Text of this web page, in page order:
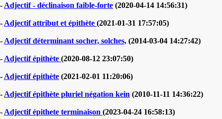
- Adjectif - déclinaison faible-forte (2020-04-14 14:56:31)
- Adjectif attribut et épithète (2021-01-31 17:57:05)
- Adjectif déterminant socher, solches, (2014-03-04 14:27:42)
- Adjectif épithète (2020-08-12 23:07:50)
- Adjectif épithète (2021-02-01 11:20:06)
- Adjectif épithète pluriel négation kein (2010-11-11 14:36:22)
- Adjectif épithete terminaison (2023-04-24 16:58:13)